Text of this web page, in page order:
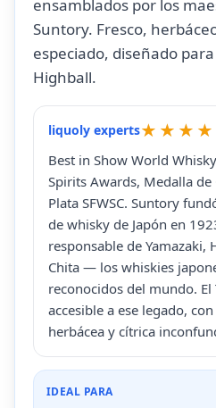
ensamblados por los
Suntory. Fresco,
especiado, diseñado
Highball.
liquoly experts
Best in Show World
Spirits Awards, Medalla
Plata SFWSC. Suntory
de whisky de Japón en
responsable de Yamazaki,
Chita — los whiskies
reconocidos del mundo.
accesible a ese legado,
herbácea y cítrica
IDEAL PARA